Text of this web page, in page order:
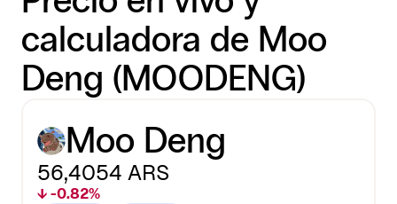
calculadora de Moo
Deng (MOODENG)
Moo Deng
56,4054 ARS
↓ -0.82%